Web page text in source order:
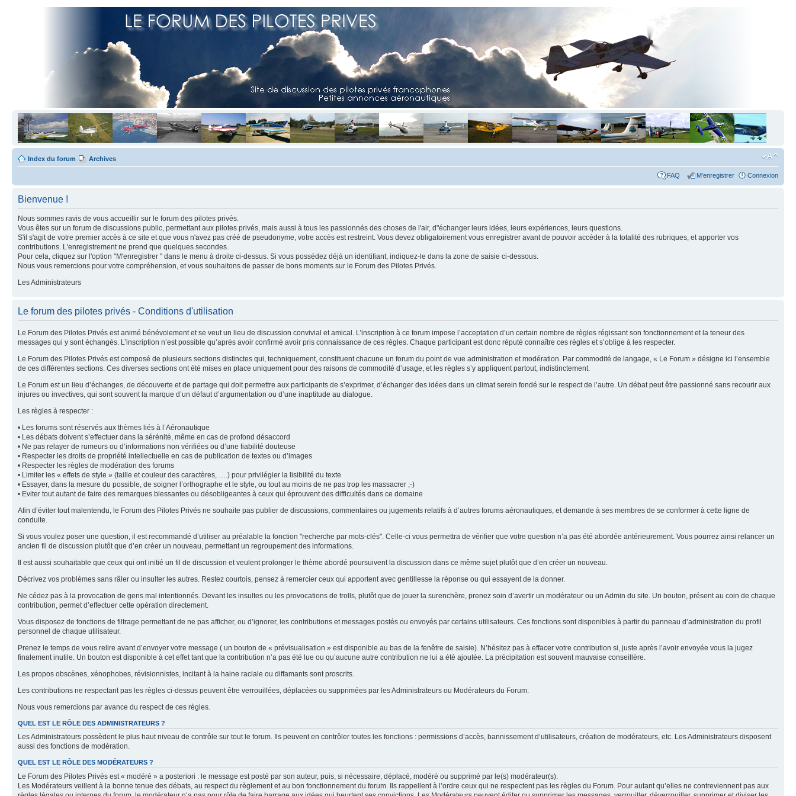
Index du forum Archives
FAQ M'enregistrer Connexion
Bienvenue !
Nous sommes ravis de vous accueillir sur le forum des pilotes privés.
Vous êtes sur un forum de discussions public, permettant aux pilotes privés, mais aussi à tous les passionnés des choses de l'air, d"échanger leurs idées, leurs expériences, leurs questions.
S'il s'agit de votre premier accès à ce site et que vous n'avez pas créé de pseudonyme, votre accès est restreint. Vous devez obligatoirement vous enregistrer avant de pouvoir accéder à la totalité des rubriques, et apporter vos
contributions. L'enregistrement ne prend que quelques secondes.
Pour cela, cliquez sur l'option "M'enregistrer " dans le menu à droite ci-dessus. Si vous possédez déjà un identifiant, indiquez-le dans la zone de saisie ci-dessous.
Nous vous remercions pour votre compréhension, et vous souhaitons de passer de bons moments sur le Forum des Pilotes Privés.
Les Administrateurs
Le forum des pilotes privés - Conditions d'utilisation
Le Forum des Pilotes Privés est animé bénévolement et se veut un lieu de discussion convivial et amical. L’inscription à ce forum impose l’acceptation d’un certain nombre de règles régissant son fonctionnement et la teneur des
messages qui y sont échangés. L’inscription n’est possible qu’après avoir confirmé avoir pris connaissance de ces règles. Chaque participant est donc réputé connaître ces règles et s’oblige à les respecter.
Le Forum des Pilotes Privés est composé de plusieurs sections distinctes qui, techniquement, constituent chacune un forum du point de vue administration et modération. Par commodité de langage, « Le Forum » désigne ici l’ensemble
de ces différentes sections. Ces diverses sections ont été mises en place uniquement pour des raisons de commodité d’usage, et les règles s’y appliquent partout, indistinctement.
Le Forum est un lieu d’échanges, de découverte et de partage qui doit permettre aux participants de s’exprimer, d’échanger des idées dans un climat serein fondé sur le respect de l’autre. Un débat peut être passionné sans recourir aux
injures ou invectives, qui sont souvent la marque d’un défaut d’argumentation ou d’une inaptitude au dialogue.
Les règles à respecter :
• Les forums sont réservés aux thèmes liés à l’Aéronautique
• Les débats doivent s’effectuer dans la sérénité, même en cas de profond désaccord
• Ne pas relayer de rumeurs ou d’informations non vérifiées ou d’une fiabilité douteuse
• Respecter les droits de propriété intellectuelle en cas de publication de textes ou d’images
• Respecter les règles de modération des forums
• Limiter les « effets de style » (taille et couleur des caractères, ….) pour privilégier la lisibilité du texte
• Essayer, dans la mesure du possible, de soigner l’orthographe et le style, ou tout au moins de ne pas trop les massacrer ;-)
• Eviter tout autant de faire des remarques blessantes ou désobligeantes à ceux qui éprouvent des difficultés dans ce domaine
Afin d’éviter tout malentendu, le Forum des Pilotes Privés ne souhaite pas publier de discussions, commentaires ou jugements relatifs à d’autres forums aéronautiques, et demande à ses membres de se conformer à cette ligne de
conduite.
Si vous voulez poser une question, il est recommandé d’utiliser au préalable la fonction "recherche par mots-clés". Celle-ci vous permettra de vérifier que votre question n’a pas été abordée antérieurement. Vous pourrez ainsi relancer un
ancien fil de discussion plutôt que d’en créer un nouveau, permettant un regroupement des informations.
Il est aussi souhaitable que ceux qui ont initié un fil de discussion et veulent prolonger le thème abordé poursuivent la discussion dans ce même sujet plutôt que d’en créer un nouveau.
Décrivez vos problèmes sans râler ou insulter les autres. Restez courtois, pensez à remercier ceux qui apportent avec gentillesse la réponse ou qui essayent de la donner.
Ne cédez pas à la provocation de gens mal intentionnés. Devant les insultes ou les provocations de trolls, plutôt que de jouer la surenchère, prenez soin d’avertir un modérateur ou un Admin du site. Un bouton, présent au coin de chaque
contribution, permet d’effectuer cette opération directement.
Vous disposez de fonctions de filtrage permettant de ne pas afficher, ou d’ignorer, les contributions et messages postés ou envoyés par certains utilisateurs. Ces fonctions sont disponibles à partir du panneau d’administration du profil
personnel de chaque utilisateur.
Prenez le temps de vous relire avant d’envoyer votre message ( un bouton de « prévisualisation » est disponible au bas de la fenêtre de saisie). N’hésitez pas à effacer votre contribution si, juste après l’avoir envoyée vous la jugez
finalement inutile. Un bouton est disponible à cet effet tant que la contribution n’a pas été lue ou qu’aucune autre contribution ne lui a été ajoutée. La précipitation est souvent mauvaise conseillère.
Les propos obscènes, xénophobes, révisionnistes, incitant à la haine raciale ou diffamants sont proscrits.
Les contributions ne respectant pas les règles ci-dessus peuvent être verrouillées, déplacées ou supprimées par les Administrateurs ou Modérateurs du Forum.
Nous vous remercions par avance du respect de ces règles.
QUEL EST LE RÔLE DES ADMINISTRATEURS ?
Les Administrateurs possèdent le plus haut niveau de contrôle sur tout le forum. Ils peuvent en contrôler toutes les fonctions : permissions d’accès, bannissement d’utilisateurs, création de modérateurs, etc. Les Administrateurs disposent
aussi des fonctions de modération.
QUEL EST LE RÔLE DES MODÉRATEURS ?
Le Forum des Pilotes Privés est « modéré » a posteriori : le message est posté par son auteur, puis, si nécessaire, déplacé, modéré ou supprimé par le(s) modérateur(s).
Les Modérateurs veillent à la bonne tenue des débats, au respect du règlement et au bon fonctionnement du forum. Ils rappellent à l’ordre ceux qui ne respectent pas les règles du Forum. Pour autant qu’elles ne contreviennent pas aux